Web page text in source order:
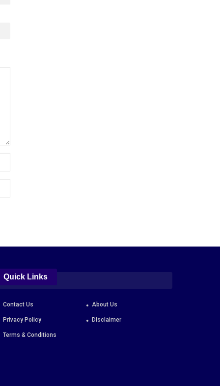
Quick Links
Contact Us About Us
Privacy Policy Disclaimer
Terms & Conditions